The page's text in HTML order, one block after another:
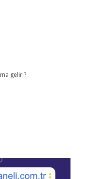
gelir ?